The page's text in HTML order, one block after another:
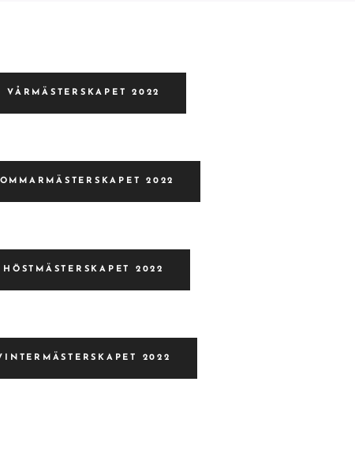
VÅRMÄSTERSKAPET 2022
2022
HÖSTMÄSTERSKAPET 2022
2022